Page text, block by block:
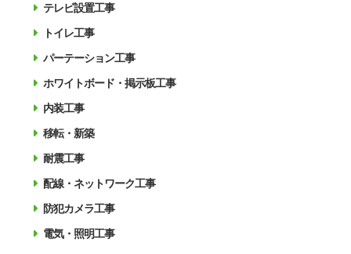
テレビ設置工事
トイレ工事
パーテーション工事
ホワイトボード・掲示板工事
内装工事
移転・新築
耐震工事
配線・ネットワーク工事
防犯カメラ工事
電気・照明工事